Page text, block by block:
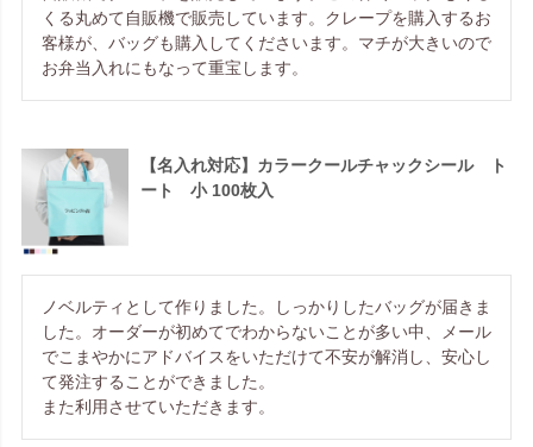
くる丸めて自販機で販売しています。クレープを購入するお
客様が、バッグも購入してくださいます。マチが大きいので
お弁当入れにもなって重宝します。
【名入れ対応】カラークールチャックシール ト
ート 小 100枚入
ノベルティとして作りました。しっかりしたバッグが届きま
した。オーダーが初めてでわからないことが多い中、メール
でこまやかにアドバイスをいただけて不安が解消し、安心し
て発注することができました。
また利用させていただきます。